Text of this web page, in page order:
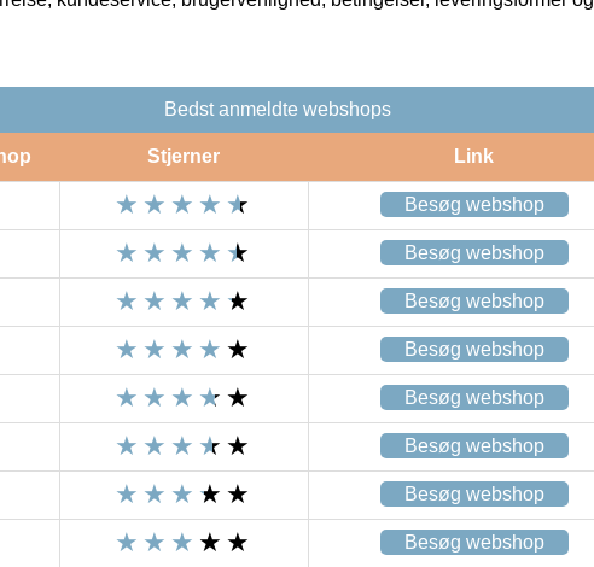
Bedst anmeldte webshops
Stjerner Link
Besøg webshop
Besøg webshop
Besøg webshop
Besøg webshop
Besøg webshop
Besøg webshop
Besøg webshop
Besøg webshop